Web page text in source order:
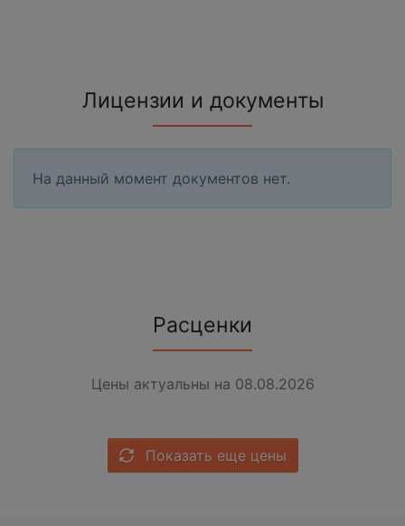
Лицензии и документы
На данный момент документов нет.
Расценки
Цены актуальны на 08.08.2026
Показать еще цены